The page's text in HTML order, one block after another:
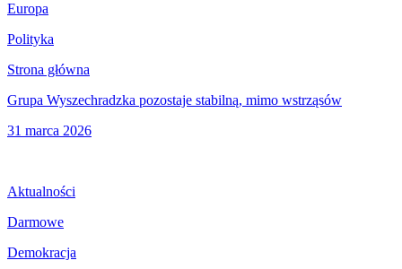
Europa
Polityka
Strona główna
Grupa Wyszechradzka pozostaje stabilną, mimo wstrząsów
31 marca 2026
Aktualności
Darmowe
Demokracja